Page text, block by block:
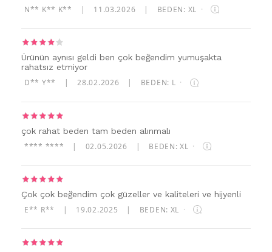
N** K** K** | 11.03.2026 | BEDEN: XL ·
Ürünün aynısı geldi ben çok beğendim yumuşakta
rahatsız etmiyor
D** Y** | 28.02.2026 | BEDEN: L ·
çok rahat beden tam beden alınmalı
**** **** | 02.05.2026 | BEDEN: XL ·
Çok çok beğendim çok güzeller ve kaliteleri ve hijyenli
E** R** | 19.02.2025 | BEDEN: XL ·